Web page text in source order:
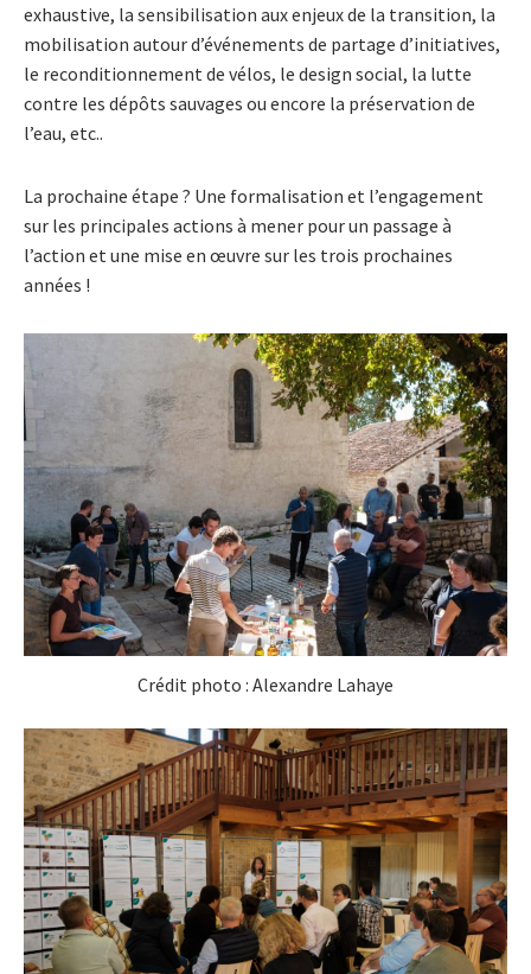
exhaustive, la sensibilisation aux enjeux de la transition, la
mobilisation autour d’événements de partage d’initiatives,
le reconditionnement de vélos, le design social, la lutte
contre les dépôts sauvages ou encore la préservation de
l’eau, etc..
La prochaine étape ? Une formalisation et l’engagement
sur les principales actions à mener pour un passage à
l’action et une mise en œuvre sur les trois prochaines
années !
Crédit photo : Alexandre Lahaye